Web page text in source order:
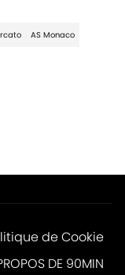
AS Monaco
de Cookie
DE 90MIN